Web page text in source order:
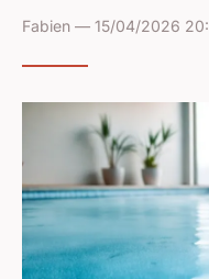
Fabien — 15/04/2026